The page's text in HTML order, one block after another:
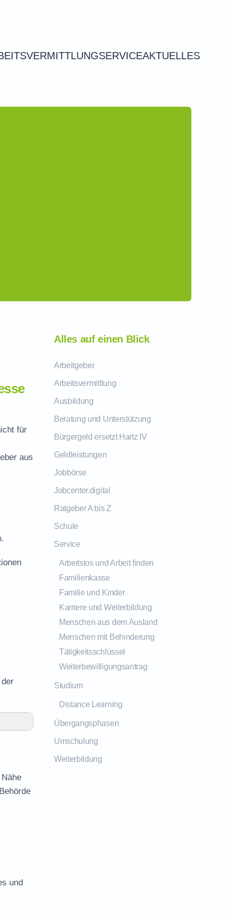
SERVICEAKTUELLES
für
aus
und
Alles auf einen Blick
Arbeitgeber
Arbeitsvermittlung
Ausbildung
Beratung und Unterstützung
Bürgergeld ersetzt Hartz IV
Geldleistungen
Jobbörse
Jobcenter.digital
Ratgeber A bis Z
Schule
Service
Arbeitslos und Arbeit finden
Familienkasse
Familie und Kinder
Karriere und Weiterbildung
Menschen aus dem Ausland
Menschen mit Behinderung
Tätigkeitsschlüssel
Weiterbewilligungsantrag
Studium
Distance Learning
Übergangsphasen
Umschulung
Weiterbildung